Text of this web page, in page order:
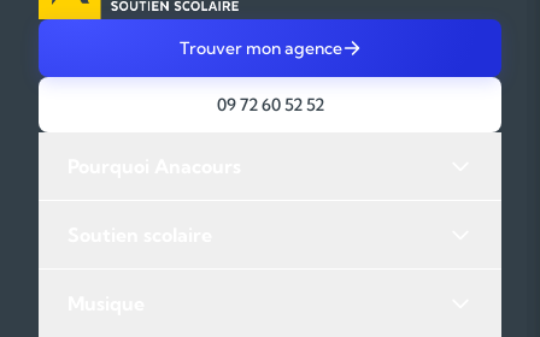
Trouver mon agence
09 72 60 52 52